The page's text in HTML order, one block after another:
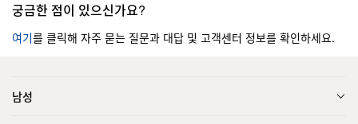
궁금한 점이 있으신가요?
여기를 클릭해 자주 묻는 질문과 대답 및 고객센터 정보를 확인하세요.
남성